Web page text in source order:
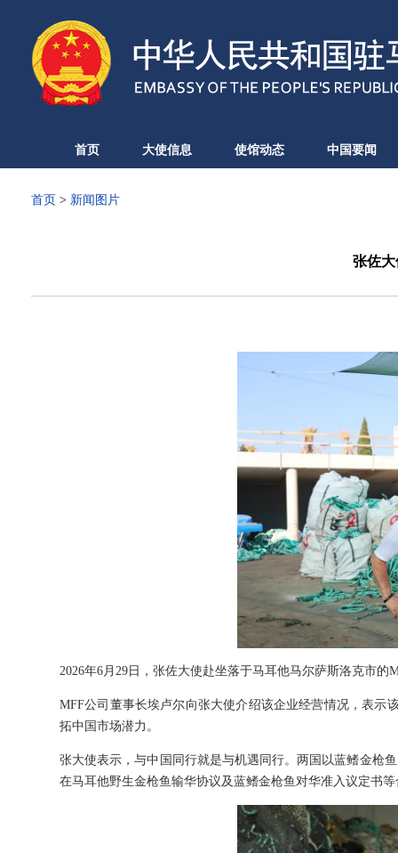
首页 大使信息 使馆动态 中国要闻
首页 > 新闻图片
张佐
2026年6月29日，张佐大使赴坐落于马耳他马尔萨斯洛克市的
MFF公司董事长埃卢尔向张大使介绍该企业经营情况，表示
拓中国市场潜力。
张大使表示，与中国同行就是与机遇同行。两国以蓝鳍金枪
在马耳他野生金枪鱼输华协议及蓝鳍金枪鱼对华准入议定书